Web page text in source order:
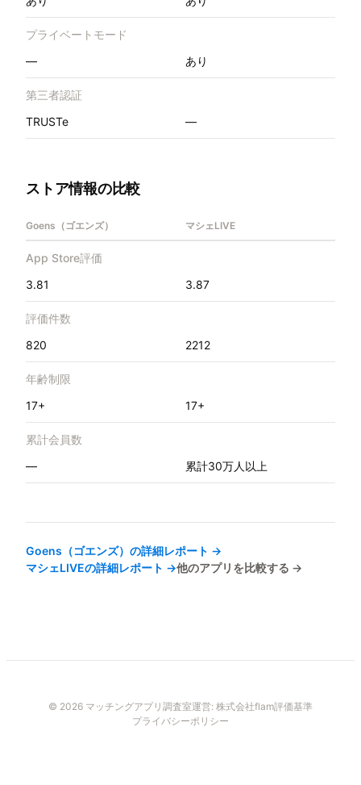
プライベートモード
—
あり
第三者認証
TRUSTe
—
ストア情報の比較
Goens（ゴエンズ） マシェLIVE
App Store評価
3.81
3.87
評価件数
820
2212
年齢制限
17+
17+
累計会員数
—
累計30万人以上
Goens（ゴエンズ） の詳細レポート →
マシェLIVEの詳細レポート →他のアプリを比較する →
© 2026 マッチングアプリ調査室運営: 株式会社flam評価基準
プライバシーポリシー